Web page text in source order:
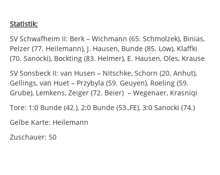
Statistik:
SV Schwafheim II: Berk – Wichmann (65. Schmolzek), Binias,
Pelzer (77. Heilemann), J. Hausen, Bunde (85. Löw), Klaffki
(70. Sanocki), Bockting (83. Helmer), E. Hausen, Oles, Krause
SV Sonsbeck II: van Husen – Nitschke, Schorn (20. Anhut),
Gellings, van Huet – Przybyla (59. Geuyen), Roeling (59.
Grube), Lemkens, Zeiger (72. Beier) – Wegenaer, Krasniqi
Tore: 1:0 Bunde (42.), 2:0 Bunde (53.,FE), 3:0 Sanocki (74.)
Gelbe Karte: Heilemann
Zuschauer: 50